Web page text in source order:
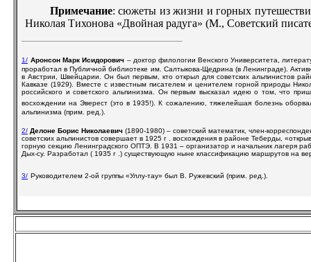
Примечание: сюжеты из жизни и горных
Николая Тихонова «Двойная радуга» (М., Советский
1/ Аронсон Марк Исидорович – доктор филологии Венского Университета,
проработал в Публичной библиотеке им. Салтыкова-Щедрина (в Ленинграде).
в Австрии, Швейцарии. Он был первым, кто открыл для советских альпинистов
Кавказе (1929). Вместе с известным писателем и ценителем горной природы
российского и советского альпинизма. Он первым высказал идею о том, что
восхождении на Эверест (это в 1935!). К сожалению, тяжелейшая болезнь
альпинизма (прим. ред.).
2/ Делоне Борис Николаевич (1890-1980) – советский математик, член-
советских альпинистов совершает в 1925 г . восхождения в районе Теберды, «открыв
горную секцию Ленинградского ОПТЭ. В 1931 – организатор и начальник лагеря
Дых-су. Разработал ( 1935 г .) существующую ныне классификацию маршрутов на
3/ Руководителем 2-ой группы «Уллу-тау» был В. Ружевский (прим. ред.).